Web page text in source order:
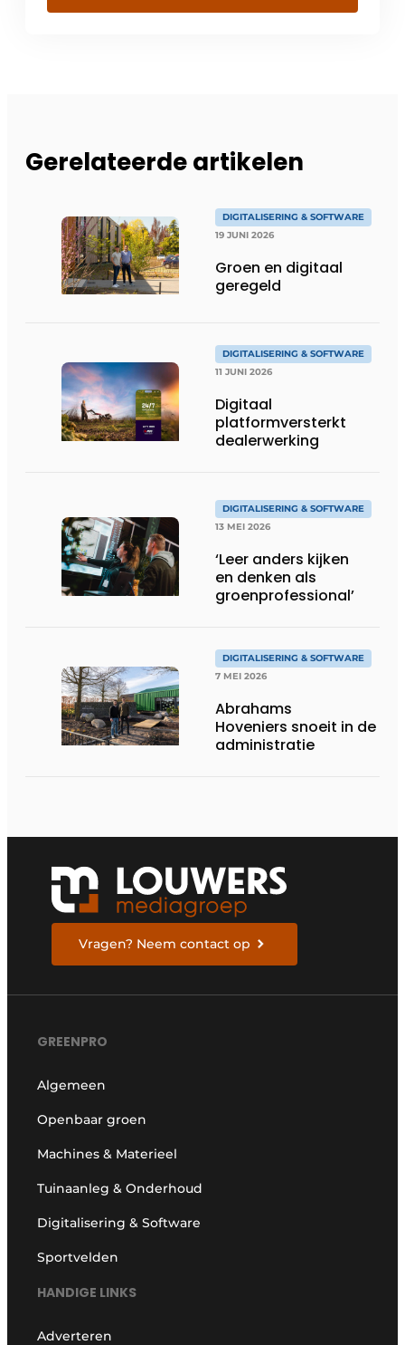
Gerelateerde artikelen
DIGITALISERING & SOFTWARE
19 JUNI 2026
Groen en digitaal
geregeld
DIGITALISERING & SOFTWARE
11 JUNI 2026
Digitaal
platformversterkt
dealerwerking
DIGITALISERING & SOFTWARE
13 MEI 2026
‘Leer anders kijken
en denken als
groenprofessional’
DIGITALISERING & SOFTWARE
7 MEI 2026
Abrahams
Hoveniers snoeit in de
administratie
Vragen? Neem contact op
GREENPRO
Algemeen
Openbaar groen
Machines & Materieel
Tuinaanleg & Onderhoud
Digitalisering & Software
Sportvelden
HANDIGE LINKS
Adverteren